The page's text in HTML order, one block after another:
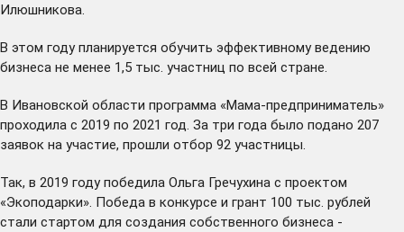
Илюшникова.
В этом году планируется обучить эффективному ведению
бизнеса не менее 1,5 тыс. участниц по всей стране.
В Ивановской области программа «Мама-предприниматель»
проходила с 2019 по 2021 год. За три года было подано 207
заявок на участие, прошли отбор 92 участницы.
Так, в 2019 году победила Ольга Гречухина с проектом
«Экоподарки». Победа в конкурсе и грант 100 тыс. рублей
стали стартом для создания собственного бизнеса -